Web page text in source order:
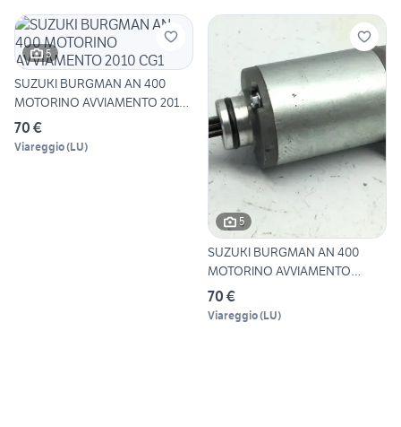
5
SUZUKI BURGMAN AN 400
MOTORINO AVVIAMENTO 2010
CG1
70 €
Viareggio(LU)
5
SUZUKI BURGMAN AN 400
MOTORINO AVVIAMENTO
STARTER
70 €
Viareggio(LU)